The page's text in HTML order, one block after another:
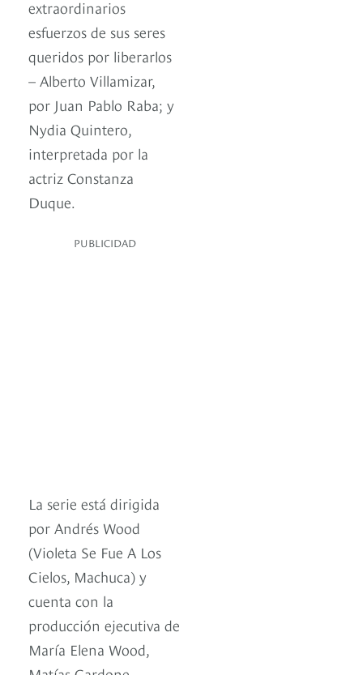
extraordinarios
esfuerzos de sus seres
queridos por liberarlos
– Alberto Villamizar,
por Juan Pablo Raba; y
Nydia Quintero,
interpretada por la
actriz Constanza
Duque.
PUBLICIDAD
La serie está dirigida
por Andrés Wood
(Violeta Se Fue A Los
Cielos, Machuca) y
cuenta con la
producción ejecutiva de
María Elena Wood,